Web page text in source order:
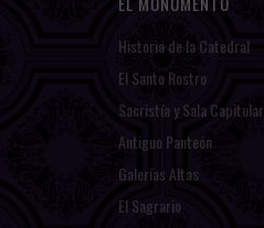
Historia de la Catedral
El Santo Rostro
Sacristía y Sala Capitular
Antiguo Panteón
Galerías Altas
El Sagrario